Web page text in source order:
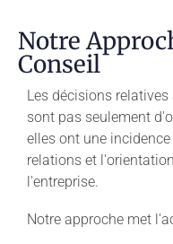
Notre
Conseil
Les décisions
sont pas seulement
elles ont une
relations et
l'entreprise.
Notre approche met